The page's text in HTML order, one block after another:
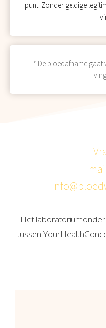
punt. Zonder geldige
* De bloedafname gaat
Het
tussen